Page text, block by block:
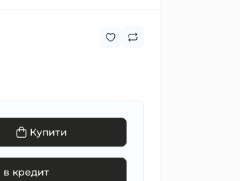
Купити
в кредит